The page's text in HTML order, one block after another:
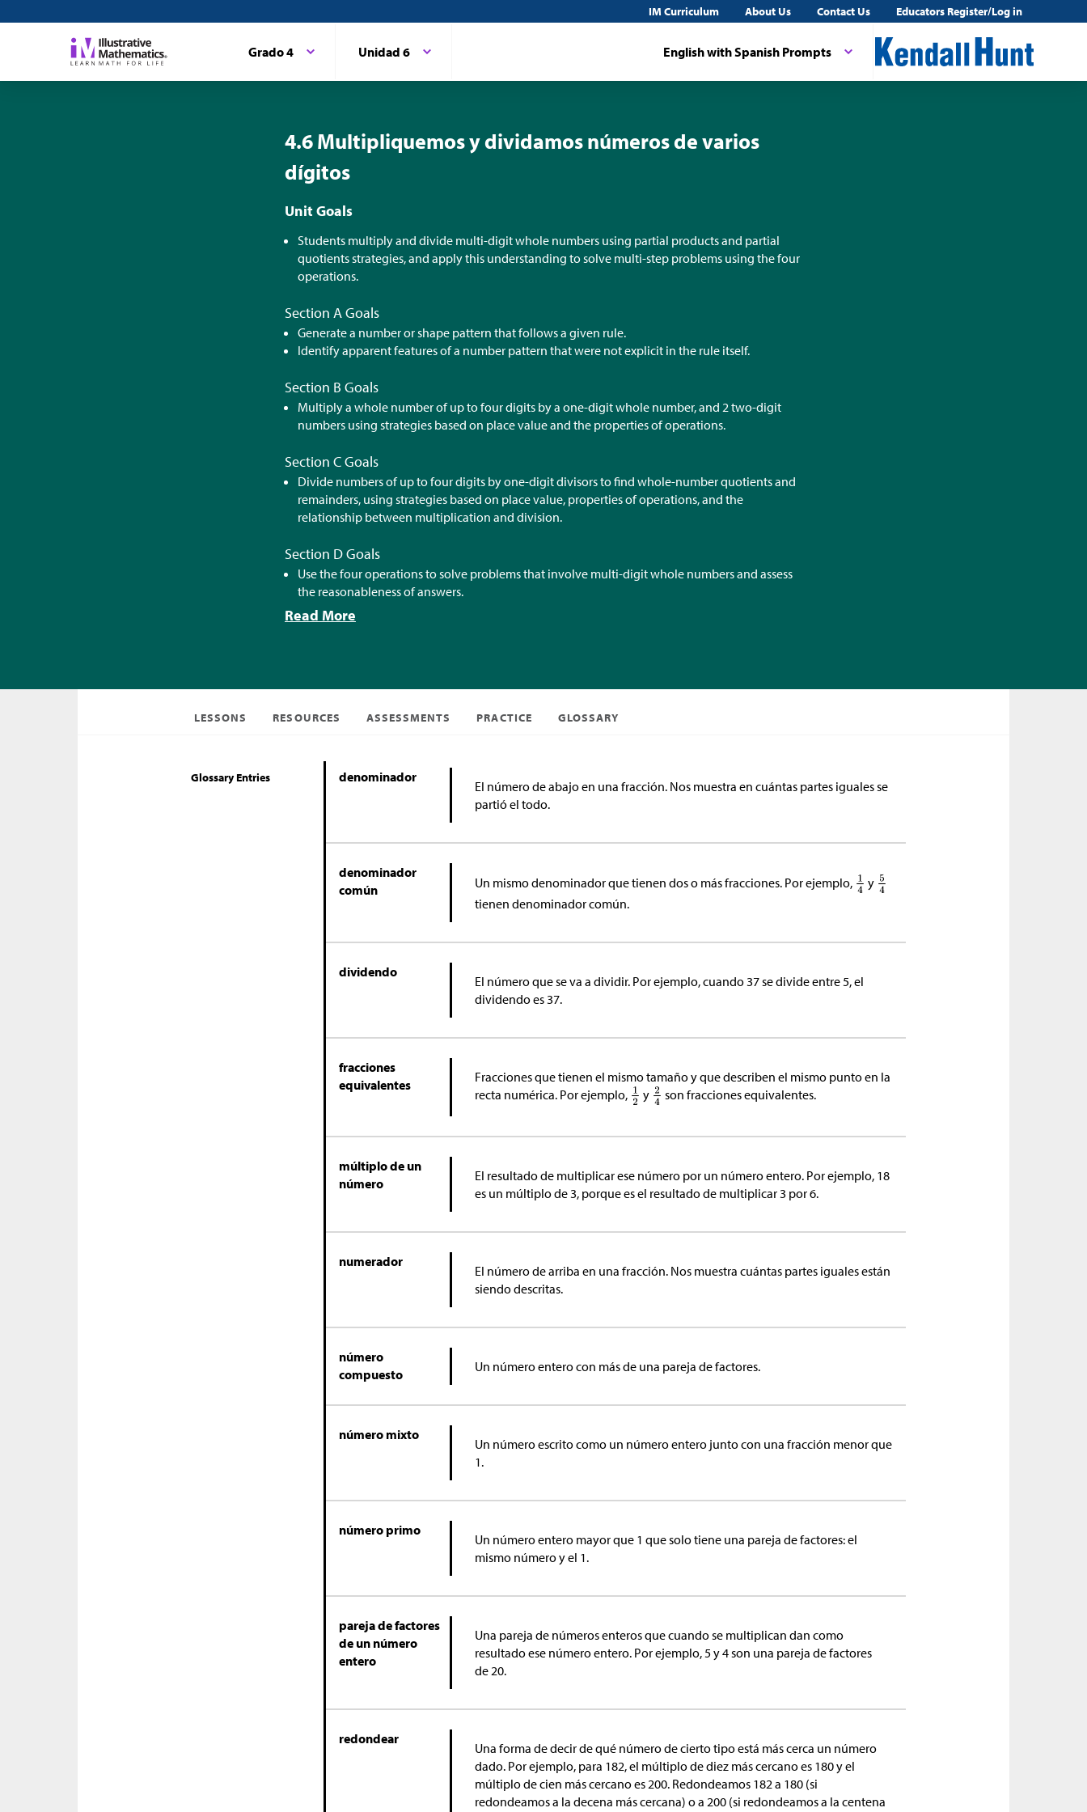
IM Curriculum About Us Contact Us Educators Register/Log in
English with Spanish Prompts
Grado 4 Unidad 6
4.6 Multipliquemos y dividamos números de varios
dígitos
Unit Goals
Students multiply and divide multi-digit whole numbers using partial products and partial
quotients strategies, and apply this understanding to solve multi-step problems using the four
operations.
Section A Goals
Generate a number or shape pattern that follows a given rule.
Identify apparent features of a number pattern that were not explicit in the rule itself.
Section B Goals
Multiply a whole number of up to four digits by a one-digit whole number, and 2 two-digit
numbers using strategies based on place value and the properties of operations.
Section C Goals
Divide numbers of up to four digits by one-digit divisors to find whole-number quotients and
remainders, using strategies based on place value, properties of operations, and the
relationship between multiplication and division.
Section D Goals
Use the four operations to solve problems that involve multi-digit whole numbers and assess
the reasonableness of answers.
Read More
LESSONS RESOURCES ASSESSMENTS PRACTICE GLOSSARY
Glossary Entries denominador
El número de abajo en una fracción. Nos muestra en cuántas partes iguales se
partió el todo.
denominador
común
Un mismo denominador que tienen dos o más fracciones. Por ejemplo,
y
tienen denominador común.
dividendo
El número que se va a dividir. Por ejemplo, cuando 37 se divide entre 5, el
dividendo es 37.
fracciones
equivalentes
Fracciones que tienen el mismo tamaño y que describen el mismo punto en la
recta numérica. Por ejemplo,
y son fracciones equivalentes.
múltiplo de un
número
El resultado de multiplicar ese número por un número entero. Por ejemplo, 18
es un múltiplo de 3, porque es el resultado de multiplicar 3 por 6.
numerador
El número de arriba en una fracción. Nos muestra cuántas partes iguales están
siendo descritas.
número
compuesto
Un número entero con más de una pareja de factores.
número mixto
Un número escrito como un número entero junto con una fracción menor que
1.
número primo
Un número entero mayor que 1 que solo tiene una pareja de factores: el
mismo número y el 1.
pareja de factores
de un número
entero
Una pareja de números enteros que cuando se multiplican dan como
resultado ese número entero. Por ejemplo, 5 y 4 son una pareja de factores
de 20.
redondear
Una forma de decir de qué número de cierto tipo está más cerca un número
dado. Por ejemplo, para 182, el múltiplo de diez más cercano es 180 y el
múltiplo de cien más cercano es 200. Redondeamos 182 a 180 (si
redondeamos a la decena más cercana) o a 200 (si redondeamos a la centena